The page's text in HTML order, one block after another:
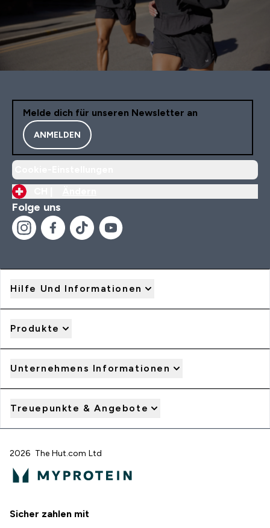
Melde dich für unseren Newsletter an
ANMELDEN
Folge uns
Hilfe Und Informationen
Produkte
Unternehmens Informationen
Treuepunkte & Angebote
2026 The Hut.com Ltd
Sicher zahlen mit